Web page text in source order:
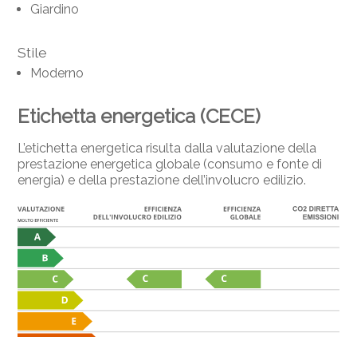
Giardino
Stile
Moderno
Etichetta energetica (CECE)
L’etichetta energetica risulta dalla valutazione della
prestazione energetica globale (consumo e fonte di
energia) e della prestazione dell’involucro edilizio.